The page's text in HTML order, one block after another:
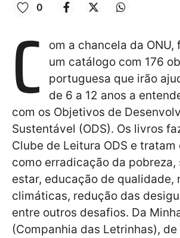
0
C
om a chancela da ONU,
um catálogo com 176
portuguesa que irão
de 6 a 12 anos a
com os Objetivos de
Sustentável (ODS). Os livros
Clube de Leitura ODS e tratam
como erradicação da pobreza,
estar, educação de qualidade,
climáticas, redução das
entre outros desafios. Da
(Companhia das Letrinhas),